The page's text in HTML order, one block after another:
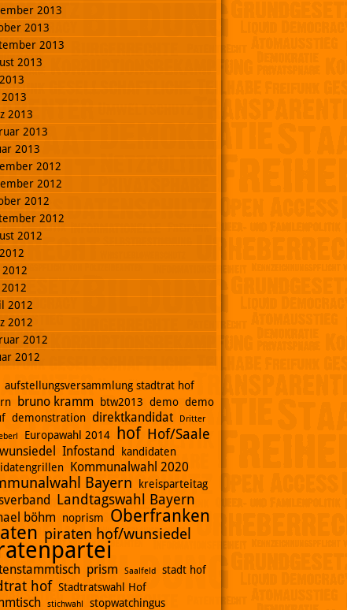
2013
2013
2013
2013
2013
2013
2013
2012
2012
2012
2012
2012
2012
2012
2012
2012
2012
aufstellungsversammlung stadtrat hof
bruno kramm btw2013 demo demo
demonstration direktkandidat
Dritter
Europawahl 2014 hof Hof/Saale
Infostand
kandidaten
Kommunalwahl 2020
Bayern kreisparteitag
Landtagswahl Bayern
böhm noprism Oberfranken
piraten hof/wunsiedel
prism Saalfeld stadt hof
hof Stadtratswahl Hof
stichwahl stopwatchingus